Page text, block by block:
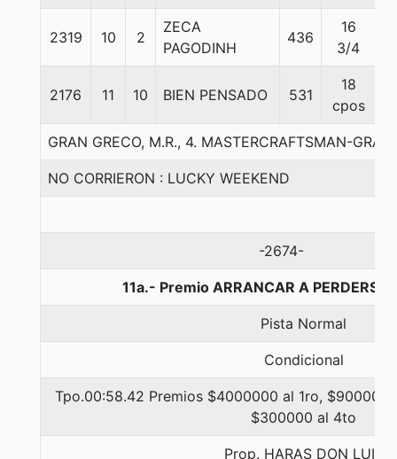
2319 10 2
ZECA
PAGODINH
436
16
3/4
2176 11 10 BIEN PENSADO 531
18
cpos
GRAN GRECO, M.R., 4. MASTERCRAFTSMAN-
NO CORRIERON : LUCKY WEEKEND
-2674-
11a.- Premio ARRANCAR A
Pista Normal
Condicional
Tpo.00:58.42 Premios $4000000 al 1ro,
$300000 al 4to
Prop. HARAS DON LUIS